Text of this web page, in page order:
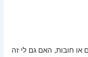
או חובות, האם גם לי זה